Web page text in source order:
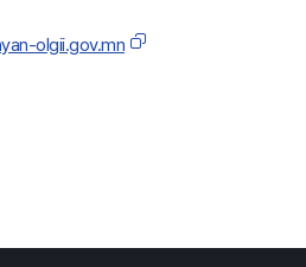
olgii.gov.mn